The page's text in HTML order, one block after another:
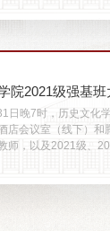
院2021级强基
日晚7时，历史文化
店会议室（线下）
师，以及2021级、